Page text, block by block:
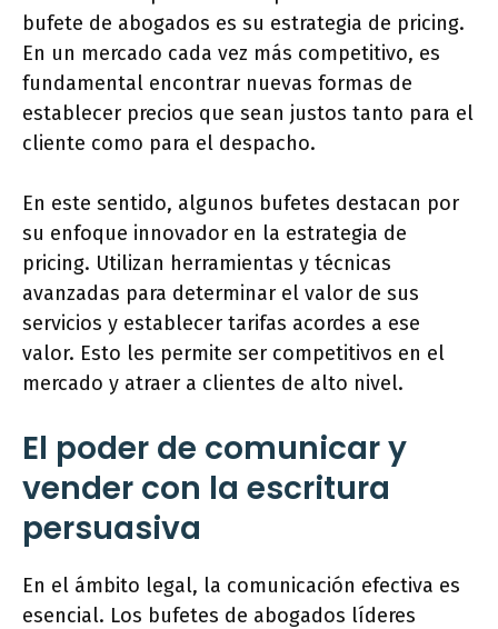
bufete de abogados es su estrategia de pricing.
En un mercado cada vez más competitivo, es
fundamental encontrar nuevas formas de
establecer precios que sean justos tanto para el
cliente como para el despacho.
En este sentido, algunos bufetes destacan por
su enfoque innovador en la estrategia de
pricing. Utilizan herramientas y técnicas
avanzadas para determinar el valor de sus
servicios y establecer tarifas acordes a ese
valor. Esto les permite ser competitivos en el
mercado y atraer a clientes de alto nivel.
El poder de comunicar y
vender con la escritura
persuasiva
En el ámbito legal, la comunicación efectiva es
esencial. Los bufetes de abogados líderes